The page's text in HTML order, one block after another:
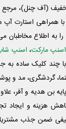
(آف چنل)، مرجع
همراهی استارت آپ
به اطلاع مخاطبان
اسنپ مارکت، اسنپ
چند کلیک ساده به
گردشگری، مد و
پایه بن هدیه و آفر،
هزینه و ایجاد
ضمن جذب